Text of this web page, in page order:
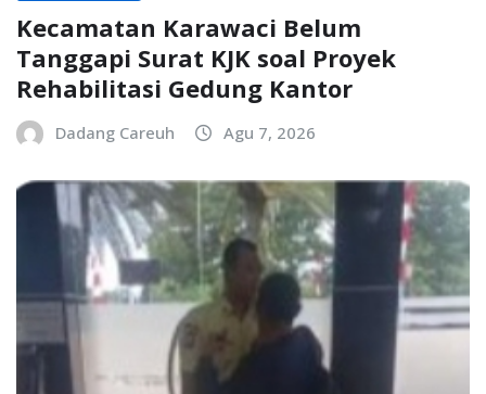
Kecamatan Karawaci Belum
Tanggapi Surat KJK soal Proyek
Rehabilitasi Gedung Kantor
Dadang Careuh Agu 7, 2026